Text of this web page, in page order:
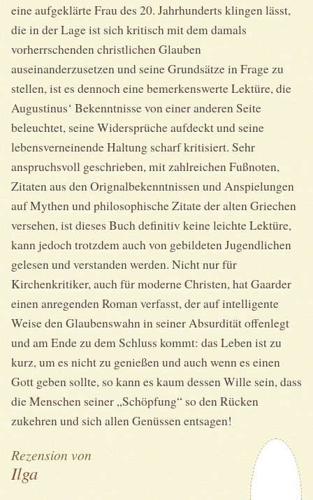
eine aufgeklärte Frau des 20. Jahrhunderts klingen lässt,
die in der Lage ist sich kritisch mit dem damals
vorherrschenden christlichen Glauben
auseinanderzusetzen und seine Grundsätze in Frage zu
stellen, ist es dennoch eine bemerkenswerte Lektüre, die
Augustinus‘ Bekenntnisse von einer anderen Seite
beleuchtet, seine Widersprüche aufdeckt und seine
lebensverneinende Haltung scharf kritisiert. Sehr
anspruchsvoll geschrieben, mit zahlreichen Fußnoten,
Zitaten aus den Orignalbekenntnissen und Anspielungen
auf Mythen und philosophische Zitate der alten Griechen
versehen, ist dieses Buch definitiv keine leichte Lektüre,
kann jedoch trotzdem auch von gebildeten Jugendlichen
gelesen und verstanden werden. Nicht nur für
Kirchenkritiker, auch für moderne Christen, hat Gaarder
einen anregenden Roman verfasst, der auf intelligente
Weise den Glaubenswahn in seiner Absurdität offenlegt
und am Ende zu dem Schluss kommt: das Leben ist zu
kurz, um es nicht zu genießen und auch wenn es einen
Gott geben sollte, so kann es kaum dessen Wille sein, dass
die Menschen seiner „Schöpfung“ so den Rücken
zukehren und sich allen Genüssen entsagen!
Rezension von
Ilga